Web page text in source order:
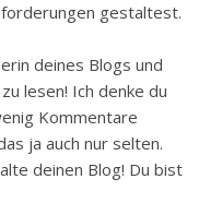
gestaltest.
deines Blogs und
lesen! Ich denke du
Kommentare
ja auch nur selten.
deinen Blog! Du bist